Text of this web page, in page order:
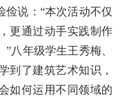
俭说：“本次活动不仅
更通过动手实践制作
八年级学生王秀梅、
到了建筑艺术知识，
如何运用不同领域的